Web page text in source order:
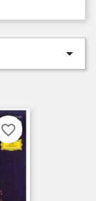

favorite_border